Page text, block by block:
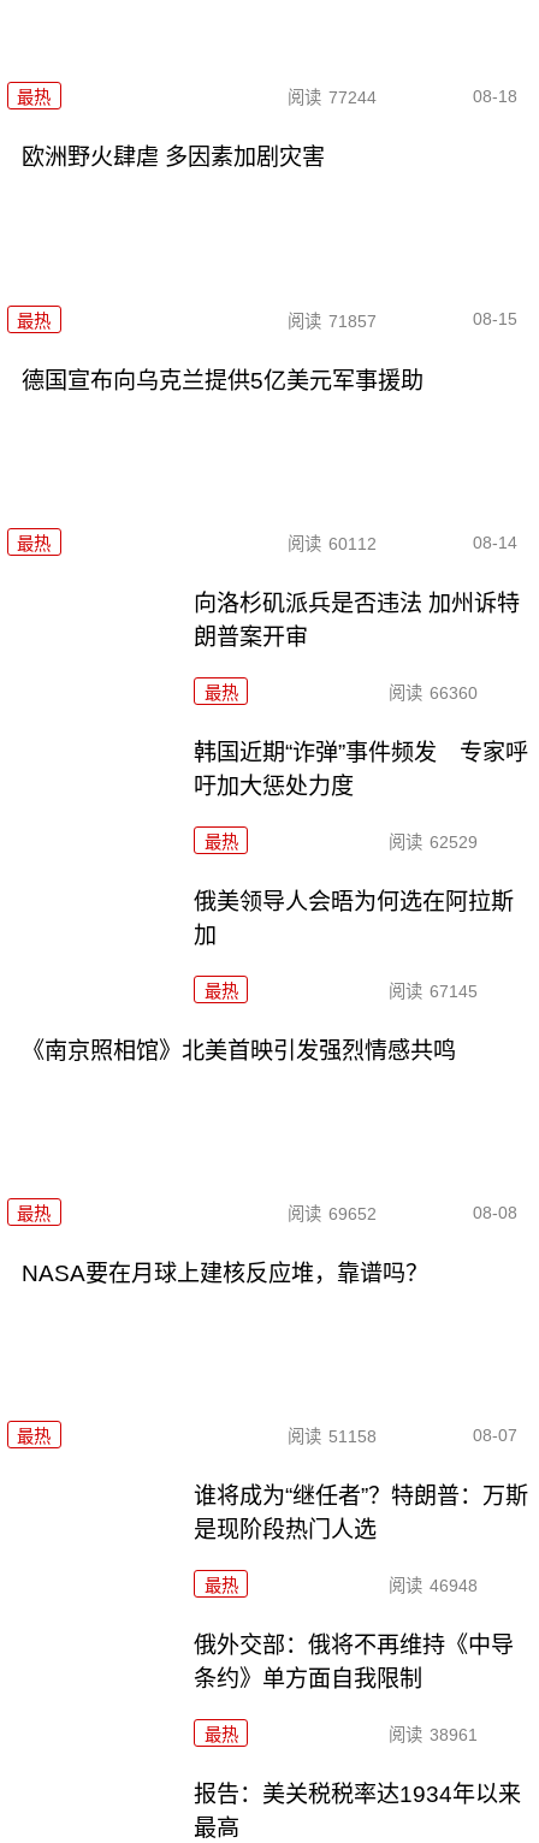
最热 阅读 77244 08-18
欧洲野火肆虐 多因素加剧灾害
最热 阅读 71857 08-15
德国宣布向乌克兰提供5亿美元军事援助
最热 阅读 60112 08-14
向洛杉矶派兵是否违法 加州诉特
朗普案开审
最热 阅读 66360
韩国近期“诈弹”事件频发 专家呼
吁加大惩处力度
最热 阅读 62529
俄美领导人会晤为何选在阿拉斯
加
最热 阅读 67145
《南京照相馆》北美首映引发强烈情感共鸣
最热 阅读 69652 08-08
NASA要在月球上建核反应堆，靠谱吗？
最热 阅读 51158 08-07
谁将成为“继任者”？特朗普：万斯
是现阶段热门人选
最热 阅读 46948
俄外交部：俄将不再维持《中导
条约》单方面自我限制
最热 阅读 38961
报告：美关税税率达1934年以来
最高